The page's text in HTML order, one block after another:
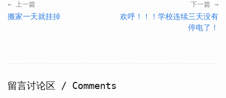
← 上一篇
搬家一天就挂掉
下一篇 →
欢呼！！！学校连续三天没有
停电了！
留言讨论区 / Comments